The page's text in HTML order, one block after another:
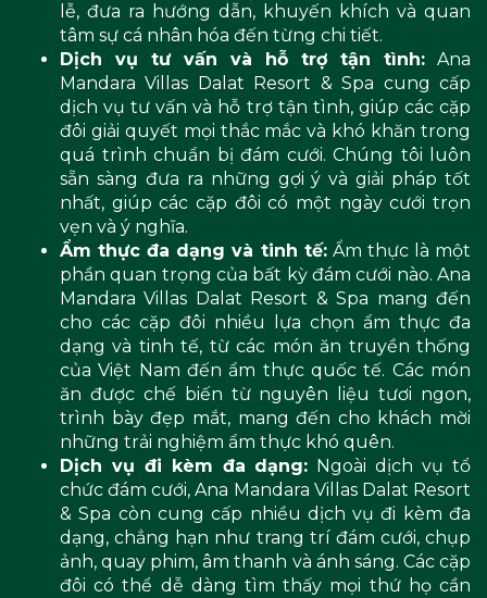
lễ, đưa ra hướng dẫn, khuyến khích và quan
tâm sự cá nhân hóa đến từng chi tiết.
Dịch vụ tư vấn và hỗ trợ tận tình: Ana
Mandara Villas Dalat Resort & Spa cung cấp
dịch vụ tư vấn và hỗ trợ tận tình, giúp các cặp
đôi giải quyết mọi thắc mắc và khó khăn trong
quá trình chuẩn bị đám cưới. Chúng tôi luôn
sẵn sàng đưa ra những gợi ý và giải pháp tốt
nhất, giúp các cặp đôi có một ngày cưới trọn
vẹn và ý nghĩa.
Ẩm thực đa dạng và tinh tế:Ẩm thực là một
phần quan trọng của bất kỳ đám cưới nào. Ana
Mandara Villas Dalat Resort & Spa mang đến
cho các cặp đôi nhiều lựa chọn ẩm thực đa
dạng và tinh tế, từ các món ăn truyền thống
của Việt Nam đến ẩm thực quốc tế. Các món
ăn được chế biến từ nguyên liệu tươi ngon,
trình bày đẹp mắt, mang đến cho khách mời
những trải nghiệm ẩm thực khó quên.
Dịch vụ đi kèm đa dạng: Ngoài dịch vụ tổ
chức đám cưới, Ana Mandara Villas Dalat Resort
& Spa còn cung cấp nhiều dịch vụ đi kèm đa
dạng, chẳng hạn như trang trí đám cưới, chụp
ảnh, quay phim, âm thanh và ánh sáng. Các cặp
đôi có thể dễ dàng tìm thấy mọi thứ họ cần